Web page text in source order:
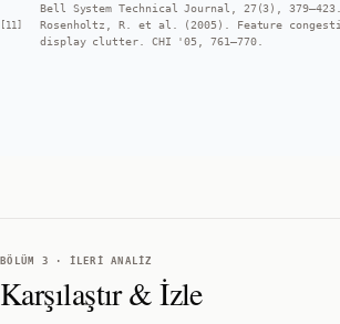
Bell System Technical Journal, 27(3), 379–423.
[ 11]
Rosenholtz, R. et al. (2005). Feature
display clutter. CHI '05, 761–770.
BÖLÜM 3 · İLERI ANALIZ
Karşılaştır & İzle